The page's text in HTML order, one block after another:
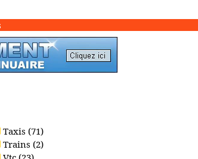
Taxis (71)
Trains (2)